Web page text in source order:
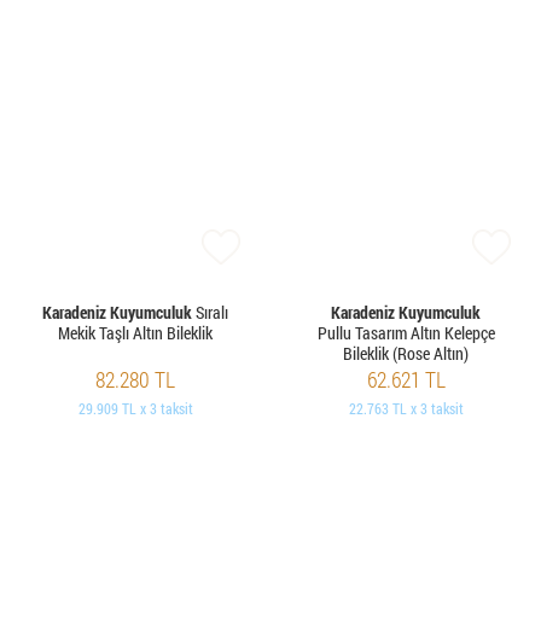
Karadeniz KuyumculukSıralı
Mekik Taşlı Altın Bileklik
82.280 TL
29.909 TL x 3 taksit
Karadeniz Kuyumculuk
Pullu Tasarım Altın Kelepçe
Bileklik (Rose Altın)
62.621 TL
22.763 TL x 3 taksit